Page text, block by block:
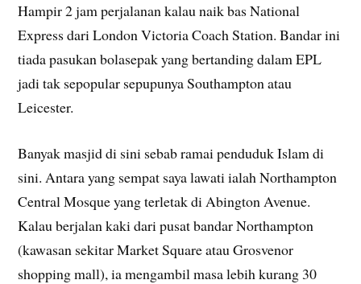
Hampir 2 jam perjalanan kalau naik bas National
Express dari London Victoria Coach Station. Bandar ini
tiada pasukan bolasepak yang bertanding dalam EPL
jadi tak sepopular sepupunya Southampton atau
Leicester.
Banyak masjid di sini sebab ramai penduduk Islam di
sini. Antara yang sempat saya lawati ialah Northampton
Central Mosque yang terletak di Abington Avenue.
Kalau berjalan kaki dari pusat bandar Northampton
(kawasan sekitar Market Square atau Grosvenor
shopping mall), ia mengambil masa lebih kurang 30